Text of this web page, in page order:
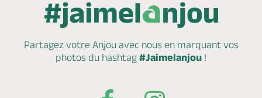
Partagez votre Anjou avec nous en marquantvos
photos du hashtag #Jaimelanjou !